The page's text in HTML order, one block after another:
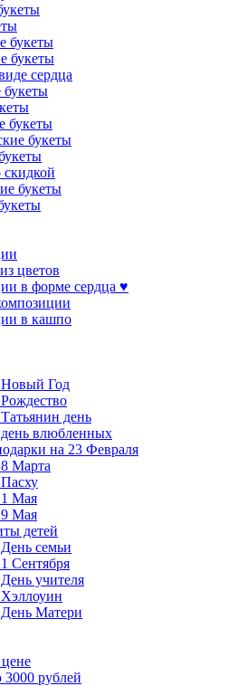
букеты
букеты
сердца
букеты
букеты
скидкой
букеты
цветов
в форме сердца ♥
в кашпо
Год
день
влюбленных
на 23 Февраля
Марта
Мая
Мая
детей
семьи
Сентября
учителя
Матери
3000 рублей